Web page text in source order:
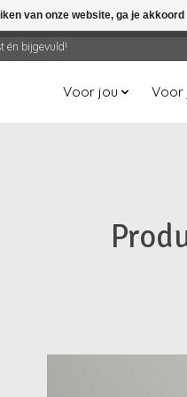
én bijgevuld!
Voor jou Voor
van onze website, ga je
de backofficeDeze winkel